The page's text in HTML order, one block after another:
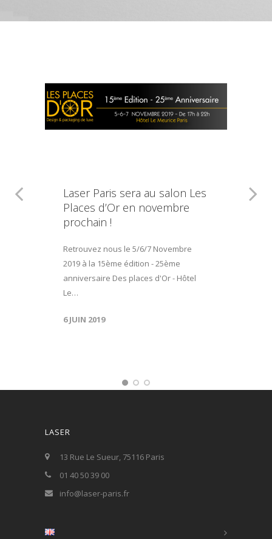
Laser Paris sera au salon Les
Places d’Or en novembre
prochain !
Retrouvez nous le 5/6/7 Novembre
2019 à la 15ème édition - 25ème
anniversaire Des places d'Or - Hôtel
Le…
6 JUIN 2019
LASER
13 Rue Le Sueur, 75116 Paris
01 40 50 39 00
info@laser-paris.fr